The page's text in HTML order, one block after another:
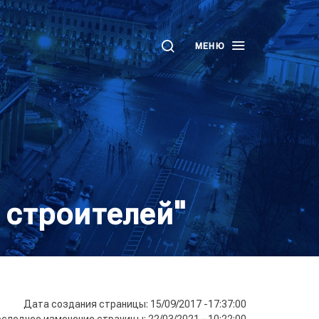
МЕНЮ
Дата создания страницы: 15/09/2017 -17:37:00